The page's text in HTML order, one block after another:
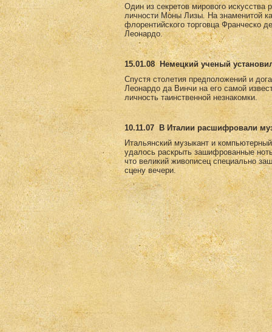
Один из секретов мирового искусства
личности Моны Лизы. На знаменитой
флорентийского торговца Франческо
Леонардо.
15.01.08 Немецкий ученый
Спустя столетия предположений и
Леонардо да Винчи на его самой
личность таинственной незнакомки.
10.11.07
В Италии расшифровали
Итальянский музыкант и
удалось раскрыть зашифрованные
что великий живописец специально
сцену вечери.